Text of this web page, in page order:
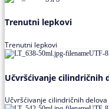
Trenutni lepkovi
Trenutni lepkovi
Učvršćivanje cilindričnih
Učvršćivanje cilindričnih delova